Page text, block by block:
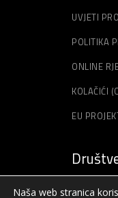
UVJETI
POLITIKA
ONLINE
KOLAČIĆI
EU
Naša web stranica